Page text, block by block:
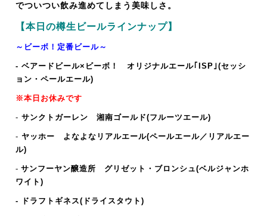
でついつい飲み進めてしまう美味しさ。
【本日の樽生ビールラインナップ】
～ビーボ！定番ビール～
- ベアードビール×ビーボ！ オリジナルエール｢ISP｣(セッシ
ョン・ペールエール)
※本日お休みです
- サンクトガーレン 湘南ゴールド(フルーツエール)
- ヤッホー よなよなリアルエール(ペールエール／リアルエー
ル)
- サンフーヤン醸造所 グリゼット・ブロンシュ(ベルジャンホ
ワイト)
- ドラフトギネス(ドライスタウト)